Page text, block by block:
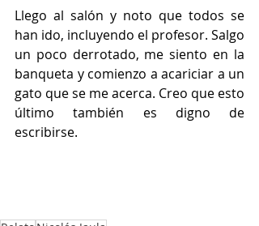
Llego al salón y noto que todos se
han ido, incluyendo el profesor. Salgo
un poco derrotado, me siento en la
banqueta y comienzo a acariciar a un
gato que se me acerca. Creo que esto
último también es digno de
escribirse.